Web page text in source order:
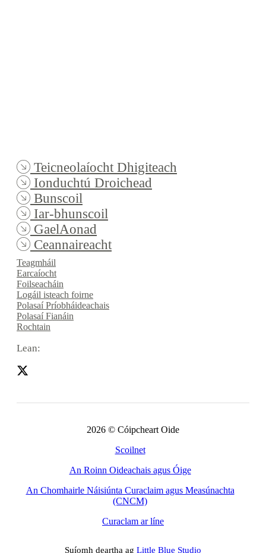
Teicneolaíocht Dhigiteach
Ionduchtú Droichead
Bunscoil
Iar-bhunscoil
GaelAonad
Ceannaireacht
Teagmháil
Earcaíocht
Foilseacháin
Logáil isteach foirne
Polasaí Príobháideachais
Polasaí Fianáin
Rochtain
Lean:
2026 © Cóipcheart Oide
Scoilnet
An Roinn Oideachais agus Óige
An Chomhairle Náisiúnta Curaclaim agus Measúnachta
(CNCM)
Curaclam ar líne
Suíomh deartha ag Little Blue Studio